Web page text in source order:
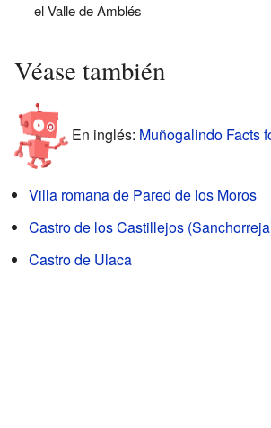
el Valle de Amblés
Véase también
En inglés: Muñogalindo Facts
Villa romana de Pared de los Moros
Castro de los Castillejos
Castro de Ulaca